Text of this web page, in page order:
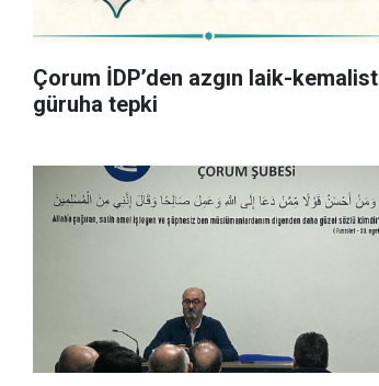
Çorum İDP’den azgın laik-kemalist
güruha tepki